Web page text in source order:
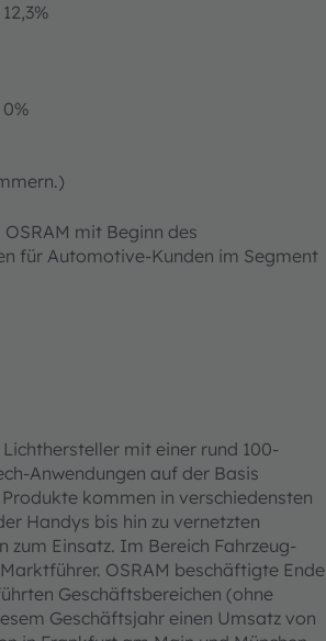
12,3%
0%
mit Beginn des
für Automotive-Kunden im Segment
mit einer rund 100-
Anwendungen auf der Basis
kommen in verschiedensten
Handys bis hin zu vernetzten
zum Einsatz. Im Bereich Fahrzeug-
OSRAM beschäftigte Ende
Geschäftsbereichen (ohne
Geschäftsjahr einen Umsatz von